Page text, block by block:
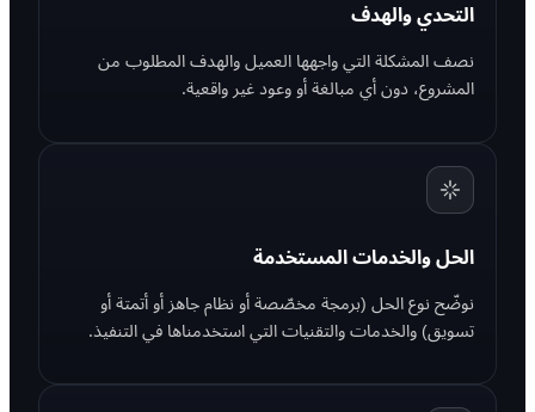
التحدي والهدف
نصف المشكلة التي واجهها العميل والهدف المطلوب من
المشروع، دون أي مبالغة أو وعود غير واقعية.
الحل والخدمات المستخدمة
نوضّح نوع الحل (برمجة مخصّصة أو نظام جاهز أو أتمتة أو
تسويق) والخدمات والتقنيات التي استخدمناها في التنفيذ.